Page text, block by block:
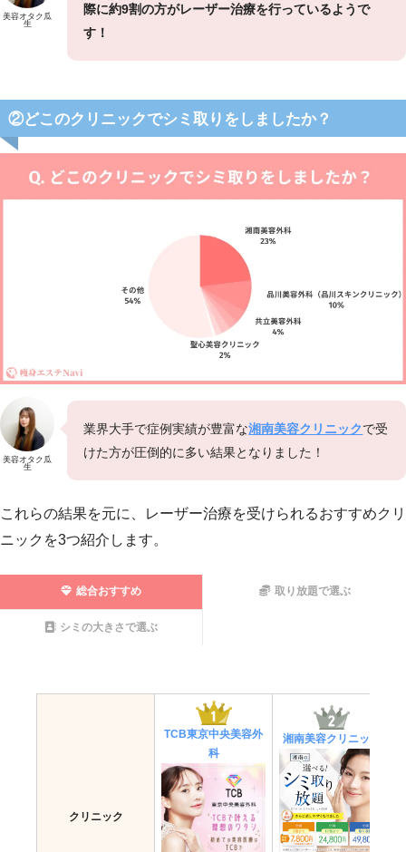
美容オタク瓜
生
際に約9割の方がレーザー治療を行っているようで
す！
②どこのクリニックでシミ取りをしましたか？
美容オタク瓜
生
業界大手で症例実績が豊富な湘南美容クリニックで受
けた方が圧倒的に多い結果となりました！
これらの結果を元に、レーザー治療を受けられるおすすめクリ
ニックを3つ紹介します。
総合おすすめ 取り放題で選ぶ
シミの大きさで選ぶ
クリニック
TCB東京中央美容外
科
湘南美容クリニック